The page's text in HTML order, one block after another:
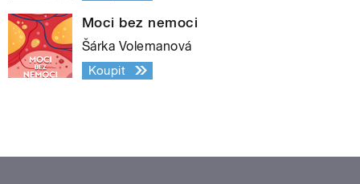
Moci bez nemoci
Šárka Volemanová
Koupit